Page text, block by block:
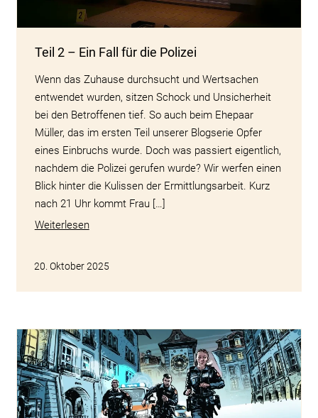
Teil 2 – Ein Fall für die Polizei
Wenn das Zuhause durchsucht und Wertsachen
entwendet wurden, sitzen Schock und Unsicherheit
bei den Betroffenen tief. So auch beim Ehepaar
Müller, das im ersten Teil unserer Blogserie Opfer
eines Einbruchs wurde. Doch was passiert eigentlich,
nachdem die Polizei gerufen wurde? Wir werfen einen
Blick hinter die Kulissen der Ermittlungsarbeit. Kurz
nach 21 Uhr kommt Frau […]
Weiterlesen
20. Oktober 2025